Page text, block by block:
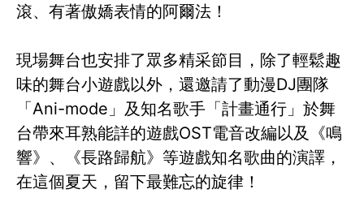
滾、有著傲嬌表情的阿爾法！
現場舞台也安排了眾多精采節目，除了輕鬆趣
味的舞台小遊戲以外，還邀請了動漫DJ團隊
「Ani-mode」及知名歌手「計畫通行」於舞
台帶來耳熟能詳的遊戲OST電音改編以及《鳴
響》、《長路歸航》等遊戲知名歌曲的演譯，
在這個夏天，留下最難忘的旋律！